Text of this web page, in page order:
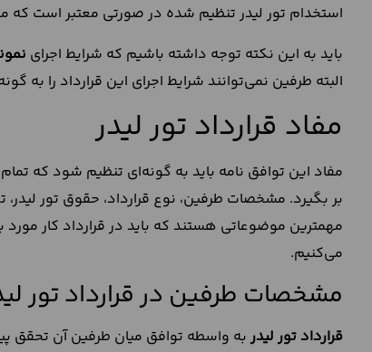
استخدام تور لیدر تنظیم شده در صورتی معتبر است که
باید به این نکته توجه داشته باشیم که شرایط اجرای
البته طرفین نمی‌توانند شرایط اجرای این قرارداد را به
مفاد قرارداد تور لیدر
مفاد این توافق نامه باید به گونه‌ای تنظیم شود که
بر بگیرد. مشخصات طرفین، نوع قرارداد، حقوق تور
مهمترین موضوعاتی هستند که باید در قرارداد کار مورد
می‌کنیم.
مشخصات طرفین در قرارداد تور
قرارداد تور لیدر به واسطه توافق میان طرفین آن تحقق